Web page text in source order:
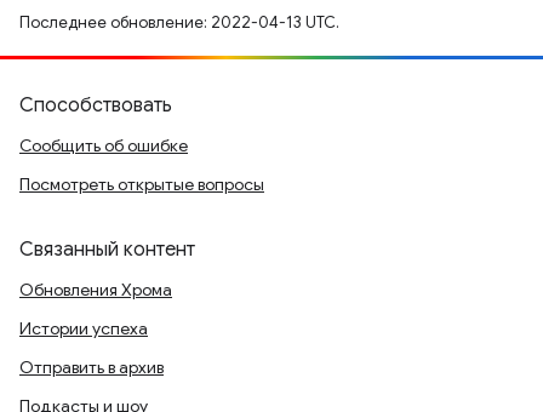
Последнее обновление: 2022-04-13 UTC.
Способствовать
Сообщить об ошибке
Посмотреть открытые вопросы
Связанный контент
Обновления Хрома
Истории успеха
Отправить в архив
Подкасты и шоу